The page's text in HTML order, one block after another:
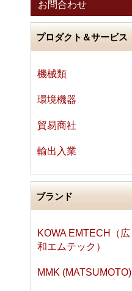
お問合わせ
プロダクト＆サービス
機械類
環境機器
貿易商社
輸出入業
ブランド
KOWA EMTECH（広
和エムテック）
MMK (MATSUMOTO)